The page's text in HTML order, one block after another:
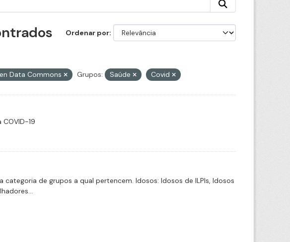
Ordenar por
Data Commons
Grupos: Saúde Covid
19
de grupos a qual pertencem. Idosos: Idosos de ILPIs, Idosos